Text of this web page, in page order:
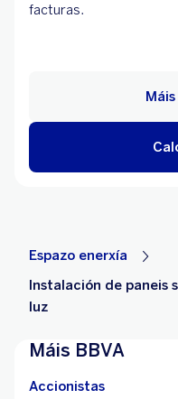
facturas.
Espazo enerxía
Instalación de paneis
luz
Máis BBVA
Accionistas